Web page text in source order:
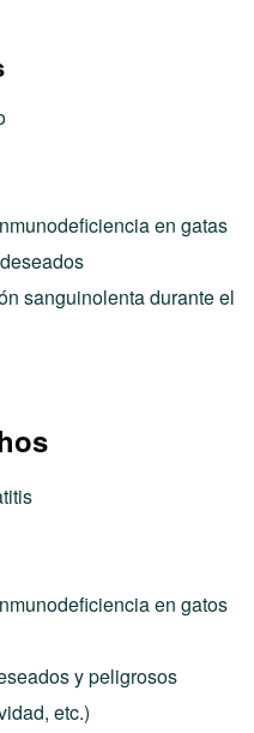
en gatas
sanguinolenta durante el
en gatos
y peligrosos
etc.)